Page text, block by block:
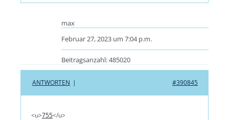
max
Februar 27, 2023 um 7:04 p.m.
Beitragsanzahl: 485020
#390845
ANTWORTEN |
<u>755</u>